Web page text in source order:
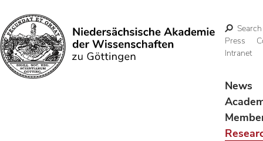
Search
Search
Press
Intranet
News